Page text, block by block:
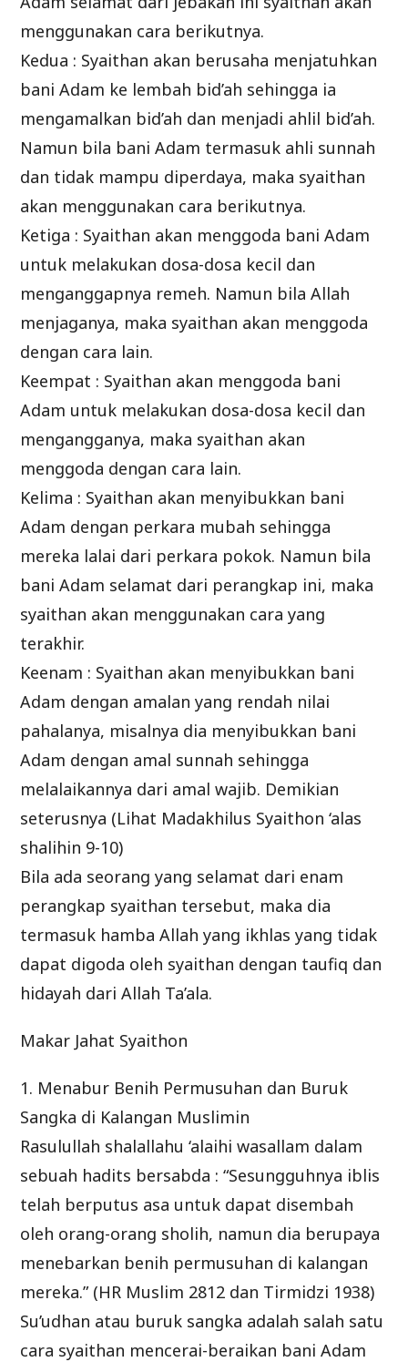
menggunakan cara berikutnya.
Kedua : Syaithan akan berusaha menjatuhkan
bani Adam ke lembah bid’ah sehingga ia
mengamalkan bid’ah dan menjadi ahlil bid’ah.
Namun bila bani Adam termasuk ahli sunnah
dan tidak mampu diperdaya, maka syaithan
akan menggunakan cara berikutnya.
Ketiga : Syaithan akan menggoda bani Adam
untuk melakukan dosa-dosa kecil dan
menganggapnya remeh. Namun bila Allah
menjaganya, maka syaithan akan menggoda
dengan cara lain.
Keempat : Syaithan akan menggoda bani
Adam untuk melakukan dosa-dosa kecil dan
mengangganya, maka syaithan akan
menggoda dengan cara lain.
Kelima : Syaithan akan menyibukkan bani
Adam dengan perkara mubah sehingga
mereka lalai dari perkara pokok. Namun bila
bani Adam selamat dari perangkap ini, maka
syaithan akan menggunakan cara yang
terakhir.
Keenam : Syaithan akan menyibukkan bani
Adam dengan amalan yang rendah nilai
pahalanya, misalnya dia menyibukkan bani
Adam dengan amal sunnah sehingga
melalaikannya dari amal wajib. Demikian
seterusnya (Lihat Madakhilus Syaithon ‘alas
shalihin 9-10)
Bila ada seorang yang selamat dari enam
perangkap syaithan tersebut, maka dia
termasuk hamba Allah yang ikhlas yang tidak
dapat digoda oleh syaithan dengan taufiq dan
hidayah dari Allah Ta’ala.
Makar Jahat Syaithon
1. Menabur Benih Permusuhan dan Buruk
Sangka di Kalangan Muslimin
Rasulullah shalallahu ‘alaihi wasallam dalam
sebuah hadits bersabda : “Sesungguhnya iblis
telah berputus asa untuk dapat disembah
oleh orang-orang sholih, namun dia berupaya
menebarkan benih permusuhan di kalangan
mereka.” (HR Muslim 2812 dan Tirmidzi 1938)
Su’udhan atau buruk sangka adalah salah satu
cara syaithan mencerai-beraikan bani Adam